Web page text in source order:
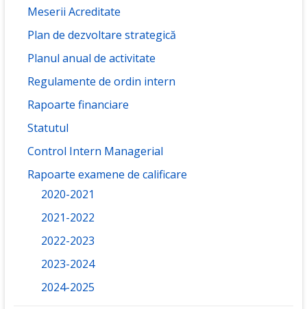
Meserii Acreditate
Plan de dezvoltare strategică
Planul anual de activitate
Regulamente de ordin intern
Rapoarte financiare
Statutul
Control Intern Managerial
Rapoarte examene de calificare
2020-2021
2021-2022
2022-2023
2023-2024
2024-2025